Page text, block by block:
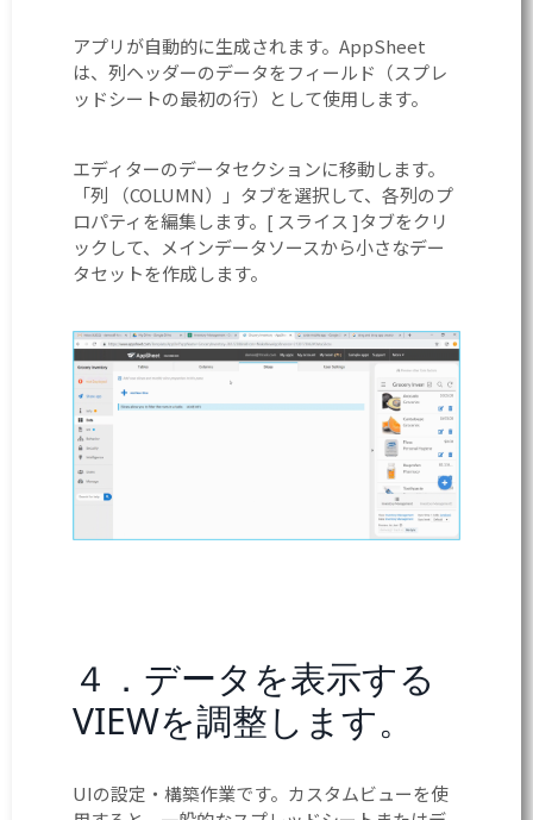
アプリが自動的に生成されます。AppSheet
は、列ヘッダーのデータをフィールド（スプレ
ッドシートの最初の行）として使用します。
エディターのデータセクションに移動します。
「列 （COLUMN）」タブを選択して、各列のプ
ロパティを編集します。[ スライス ]タブをクリ
ックして、メインデータソースから小さなデー
タセットを作成します。
４．データを表示する
VIEWを調整します。
UIの設定・構築作業です。カスタムビューを使